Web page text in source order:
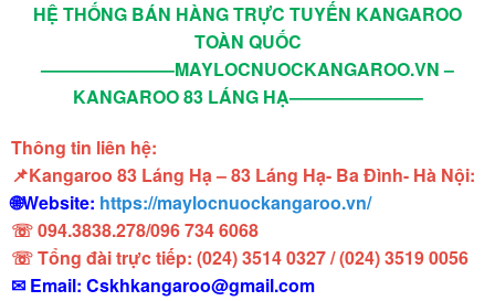
HỆ THỐNG BÁN HÀNG TRỰC TUYẾN KANGAROO
TOÀN QUỐC
———————–MAYLOCNUOCKANGAROO.VN –
KANGAROO 83 LÁNG HẠ———————–
Thông tin liên hệ:
📌Kangaroo 83 Láng Hạ – 83 Láng Hạ- Ba Đình- Hà Nội:
🌐Website: https://maylocnuockangaroo.vn/
☏ 094.3838.278/096 734 6068
☏ Tổng đài trực tiếp: (024) 3514 0327 / (024) 3519 0056
✉ Email: Cskhkangaroo@gmail.com